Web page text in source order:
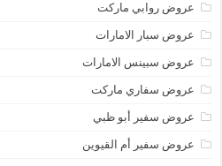
عروض روابي ماركت
عروض سبار الامارات
عروض سبينس الامارات
عروض سفاري ماركت
عروض سفير أبو ظبي
عروض سفير أم القيوين